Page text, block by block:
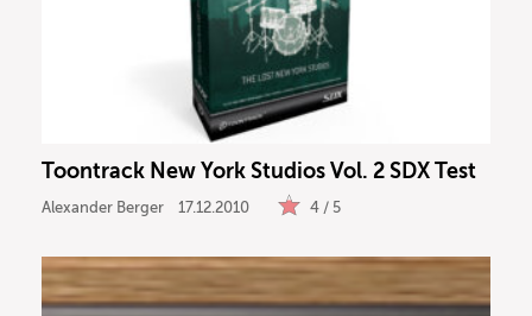
Toontrack New York Studios Vol. 2 SDX Test
Alexander Berger 17.12.2010 4 / 5